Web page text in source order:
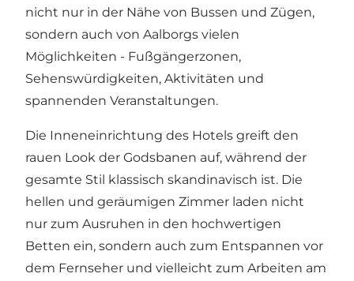
nicht nur in der Nähe von Bussen und Zügen,
sondern auch von Aalborgs vielen
Möglichkeiten - Fußgängerzonen,
Sehenswürdigkeiten, Aktivitäten und
spannenden Veranstaltungen.
Die Inneneinrichtung des Hotels greift den
rauen Look der Godsbanen auf, während der
gesamte Stil klassisch skandinavisch ist. Die
hellen und geräumigen Zimmer laden nicht
nur zum Ausruhen in den hochwertigen
Betten ein, sondern auch zum Entspannen vor
dem Fernseher und vielleicht zum Arbeiten am